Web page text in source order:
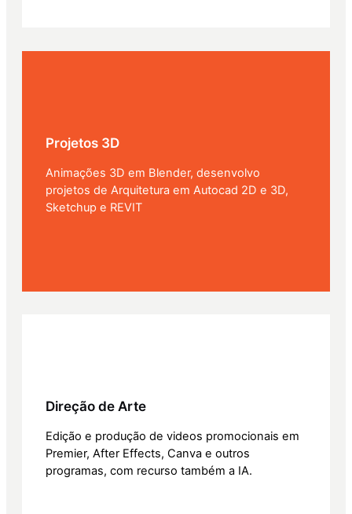
Projetos 3D
Animações 3D em Blender, desenvolvo
projetos de Arquitetura em Autocad 2D e 3D,
Sketchup e REVIT
Direção de Arte
Edição e produção de videos promocionais em
Premier, After Effects, Canva e outros
programas, com recurso também a IA.